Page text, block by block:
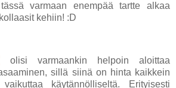
varmaan enempää tartte alkaa
kehiin! :D
olisi varmaankin helpoin aloittaa
sillä siinä on hinta kaikkein
käytännölliseltä. Erityisesti